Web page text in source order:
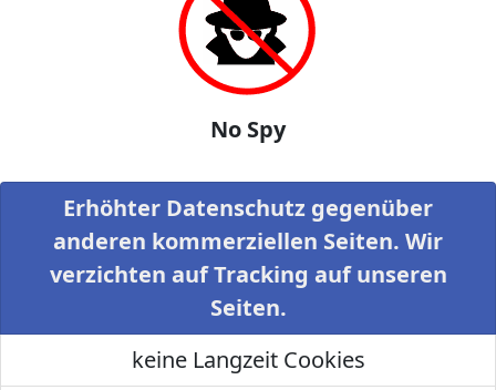
No Spy
Erhöhter Datenschutz gegenüber
anderen kommerziellen Seiten. Wir
verzichten auf Tracking auf unseren
Seiten.
keine Langzeit Cookies